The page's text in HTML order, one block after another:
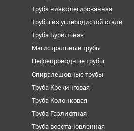
Труба низколегированная
Трубы из углеродистой стали
Труба Бурильная
Магистральные трубы
Нефтепроводные трубы
Спиралешовные трубы
Труба Крекинговая
Труба Колонковая
Труба Газлифтная
Труба восстановленная